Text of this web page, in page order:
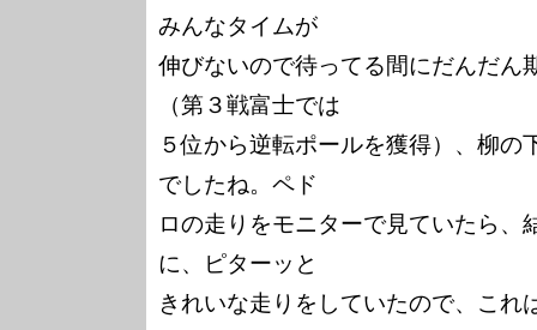
みんなタイムが
伸びないので待ってる間にだんだん
（第３戦富士では
５位から逆転ポールを獲得）、柳の
でしたね。ペド
ロの走りをモニターで見ていたら、
に、ピターッと
きれいな走りをしていたので、これ